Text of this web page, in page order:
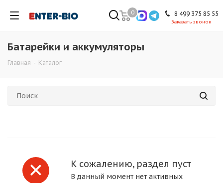
8 499 375 85 55
Заказать звонок
0
Батарейки и аккумуляторы
Главная - Каталог
К сожалению, раздел пуст
В данный момент нет активных